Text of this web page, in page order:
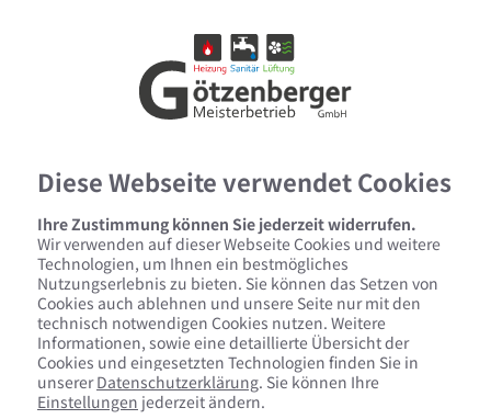
Datenschutzerklärung
Wir bedanken uns für Ihren Besuch bei Götzenberger
GmbH. Der sichere Umgang mit Ihren Daten ist uns
besonders wichtig. Wir möchten Sie daher hiermit
ausführlich über die Verwendung Ihrer Daten bei dem
Besuch unseres Webauftritts informieren.
Diese Webseite verwendet Cookies
Ihre Zustimmung können Sie jederzeit widerrufen.
Wir verwenden auf dieser Webseite Cookies und weitere
Technologien, um Ihnen ein bestmögliches
Nutzungserlebnis zu bieten. Sie können das Setzen von
Cookies auch ablehnen und unsere Seite nur mit den
technisch notwendigen Cookies nutzen. Weitere
Informationen, sowie eine detaillierte Übersicht der
Cookies und eingesetzten Technologien finden Sie in
unsererDatenschutzerklärung. Sie können Ihre
Einstellungen jederzeit ändern.